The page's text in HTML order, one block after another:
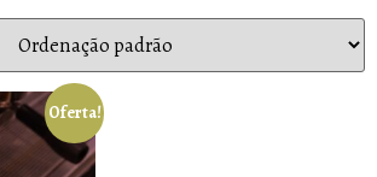
Oferta!